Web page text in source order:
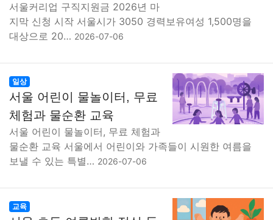
서울커리업 구직지원금 2026년 마
지막 신청 시작 서울시가 3050 경력보유여성 1,500명을
대상으로 20… 2026-07-06
일상
서울 어린이 물놀이터, 무료
체험과 물순환 교육
서울 어린이 물놀이터, 무료 체험과
물순환 교육 서울에서 어린이와 가족들이 시원한 여름을
보낼 수 있는 특별… 2026-07-06
교육